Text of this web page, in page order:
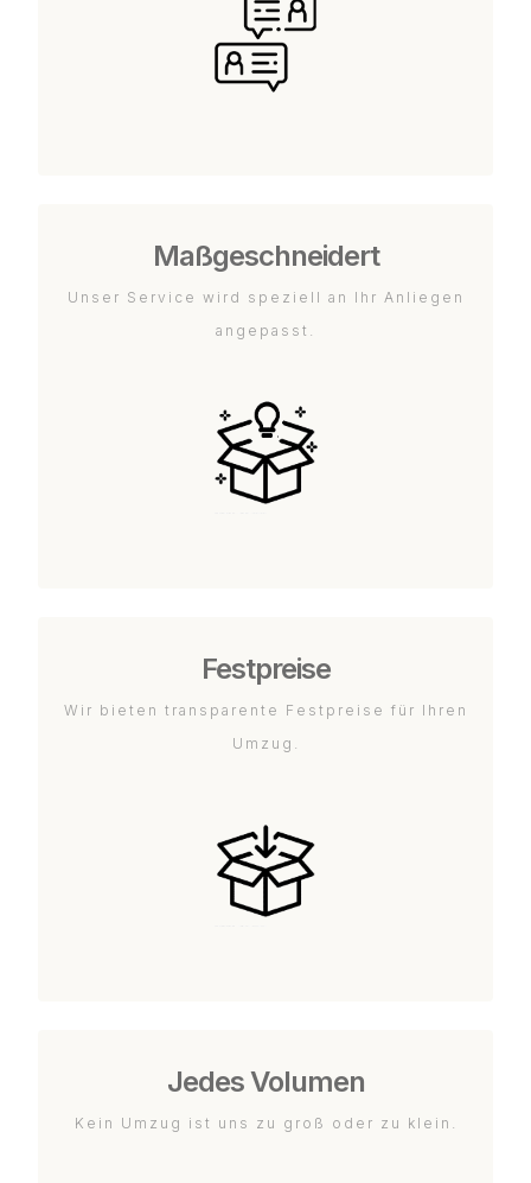
Maßgeschneidert
Unser Service wird speziell an Ihr Anliegen
angepasst.
Festpreise
Wir bieten transparente Festpreise für Ihren
Umzug.
Jedes Volumen
Kein Umzug ist uns zu groß oder zu klein.